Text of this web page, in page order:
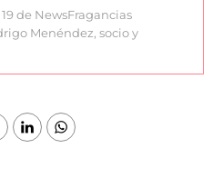
de NewsFragancias
Menéndez, socio y